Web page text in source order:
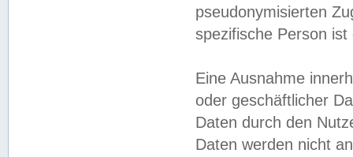
pseudonymisierten
spezifische Person
Eine Ausnahme
oder geschäftlicher
Daten durch den
Daten werden nicht